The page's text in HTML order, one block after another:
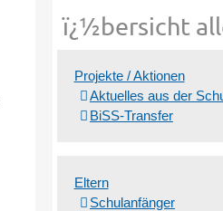
Projekte / Aktionen
Aktuelles aus der
BiSS-Transfer
Eltern
Schulanfänger